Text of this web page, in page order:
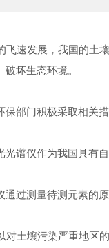
发展，我国的土壤
坏生态环境。
门积极采取相关措
仪作为我国具有自
测量待测元素的原
壤污染严重地区的